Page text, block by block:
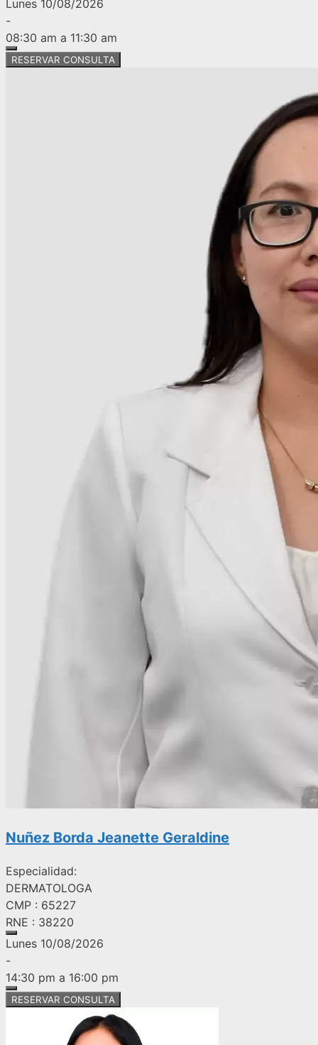
Lunes 10/08/2026
-
08:30 am a 11:30 am
RESERVAR CONSULTA
Nuñez Borda Jeanette Geraldine
Especialidad:
DERMATOLOGA
CMP : 65227
RNE : 38220
Lunes 10/08/2026
-
14:30 pm a 16:00 pm
RESERVAR CONSULTA